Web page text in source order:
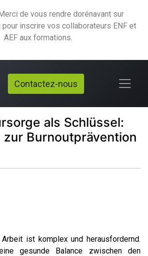
de vous rendre dorénavant sur
pour inscrire vos collaborateurs ENF et
AEF aux formations.
Contactez-nous
als Schlüssel:
zur Burnoutprävention
ist komplex und herausfordernd.
gesunde Balance zwischen den